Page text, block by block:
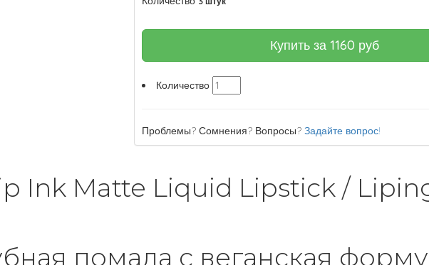
Купить за1160 руб
Количество
Проблемы? Сомнения? Вопросы?Задайте вопрос!
Ink Matte Liquid Lipstick /
помада с веганская